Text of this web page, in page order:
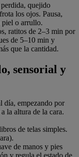
quejido
los ojos. Pausa,
piel o arrullo.
ratitos de 2–3 min por
de 5–10 min y
que la cantidad.
sensorial y
día, empezando por
la altura de la cara.
de telas simples.
de manos y pies
y regula el estado de